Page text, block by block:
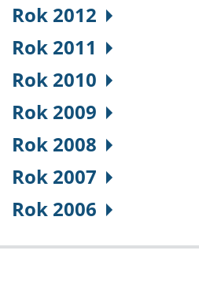
Rok 2012
Rok 2011
Rok 2010
Rok 2009
Rok 2008
Rok 2007
Rok 2006